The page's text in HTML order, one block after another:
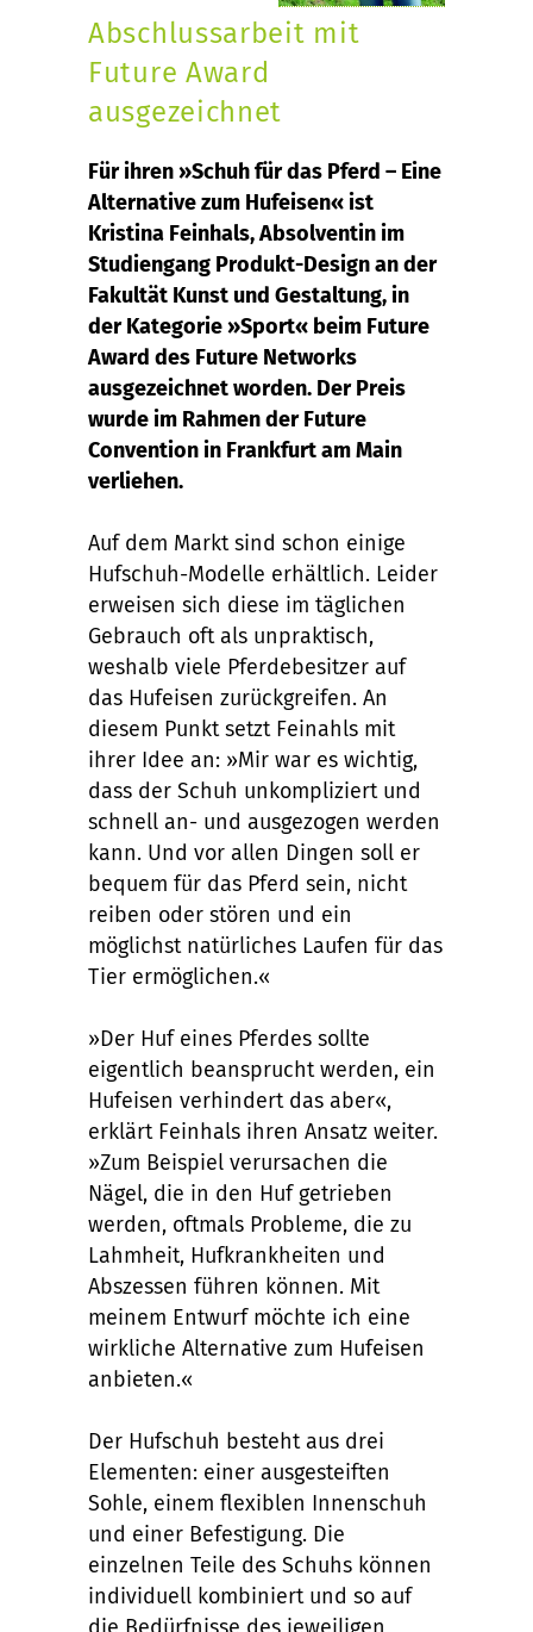
Abschlussarbeit mit
Future Award
ausgezeichnet
Für ihren »Schuh für das Pferd – Eine
Alternative zum Hufeisen« ist
Kristina Feinhals, Absolventin im
Studiengang Produkt-Design an der
Fakultät Kunst und Gestaltung, in
der Kategorie »Sport« beim Future
Award des Future Networks
ausgezeichnet worden. Der Preis
wurde im Rahmen der Future
Convention in Frankfurt am Main
verliehen.
Auf dem Markt sind schon einige
Hufschuh-Modelle erhältlich. Leider
erweisen sich diese im täglichen
Gebrauch oft als unpraktisch,
weshalb viele Pferdebesitzer auf
das Hufeisen zurückgreifen. An
diesem Punkt setzt Feinahls mit
ihrer Idee an: »Mir war es wichtig,
dass der Schuh unkompliziert und
schnell an- und ausgezogen werden
kann. Und vor allen Dingen soll er
bequem für das Pferd sein, nicht
reiben oder stören und ein
möglichst natürliches Laufen für das
Tier ermöglichen.«
»Der Huf eines Pferdes sollte
eigentlich beansprucht werden, ein
Hufeisen verhindert das aber«,
erklärt Feinhals ihren Ansatz weiter.
»Zum Beispiel verursachen die
Nägel, die in den Huf getrieben
werden, oftmals Probleme, die zu
Lahmheit, Hufkrankheiten und
Abszessen führen können. Mit
meinem Entwurf möchte ich eine
wirkliche Alternative zum Hufeisen
anbieten.«
Der Hufschuh besteht aus drei
Elementen: einer ausgesteiften
Sohle, einem flexiblen Innenschuh
und einer Befestigung. Die
einzelnen Teile des Schuhs können
individuell kombiniert und so auf